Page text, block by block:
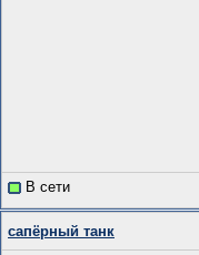
В сети
сапёрный танк